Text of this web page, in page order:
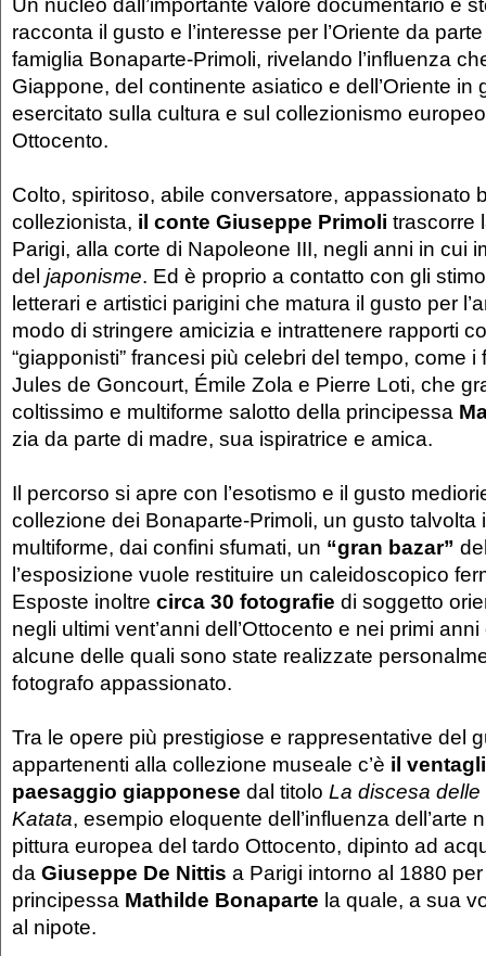
racconta il gusto e l’interesse per l’Oriente da
famiglia Bonaparte-Primoli, rivelando l’influenza
Giappone, del continente asiatico e dell’Oriente in
esercitato sulla cultura e sul collezionismo
Ottocento.
Colto, spiritoso, abile conversatore, appassionato
collezionista, il conte Giuseppe Primoli trascorre
Parigi, alla corte di Napoleone III, negli anni in cui
del japonisme. Ed è proprio a contatto con gli
letterari e artistici parigini che matura il gusto per
modo di stringere amicizia e intrattenere rapporti
“giapponisti” francesi più celebri del tempo, come i
Jules de Goncourt, Émile Zola e Pierre Loti, che
coltissimo e multiforme salotto della principessa
zia da parte di madre, sua ispiratrice e amica.
Il percorso si apre con l’esotismo e il gusto
collezione dei Bonaparte-Primoli, un gusto talvolta
multiforme, dai confini sfumati, un “gran bazar”
l’esposizione vuole restituire un caleidoscopico
Esposte inoltre circa 30 fotografie di soggetto
negli ultimi vent’anni dell’Ottocento e nei primi
alcune delle quali sono state realizzate
fotografo appassionato.
Tra le opere più prestigiose e rappresentative del
appartenenti alla collezione museale c’è il
paesaggio giapponese dal titolo La discesa
Katata, esempio eloquente dell’influenza dell’arte
pittura europea del tardo Ottocento, dipinto ad
da Giuseppe De Nittis a Parigi intorno al 1880
principessa Mathilde Bonaparte la quale, a sua
al nipote.